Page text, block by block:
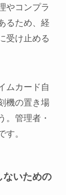
やコンプラ
るため、経
受け止める
ムカード自
機の置き場
。管理者・
す。
ないための